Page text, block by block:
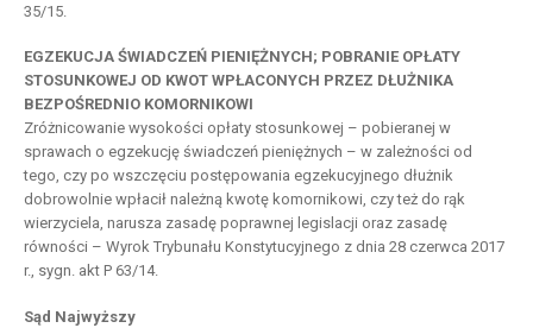
35/15.
EGZEKUCJA ŚWIADCZEŃ PIENIĘŻNYCH; POBRANIE OPŁATY
STOSUNKOWEJ OD KWOT WPŁACONYCH PRZEZ DŁUŻNIKA
BEZPOŚREDNIO KOMORNIKOWI
Zróżnicowanie wysokości opłaty stosunkowej – pobieranej w
sprawach o egzekucję świadczeń pieniężnych – w zależności od
tego, czy po wszczęciu postępowania egzekucyjnego dłużnik
dobrowolnie wpłacił należną kwotę komornikowi, czy też do rąk
wierzyciela, narusza zasadę poprawnej legislacji oraz zasadę
równości – Wyrok Trybunału Konstytucyjnego z dnia 28 czerwca 2017
r., sygn. akt P 63/14.
Sąd Najwyższy